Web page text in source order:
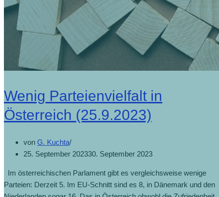
Wenig Parteienvielfalt in
Österreich (25.9.2023)
von G. Kuchta
25. September 202330. September 2023
Im österreichischen Parlament gibt es vergleichsweise wenige
Parteien: Derzeit 5. Im EU-Schnitt sind es 8, in Dänemark und den